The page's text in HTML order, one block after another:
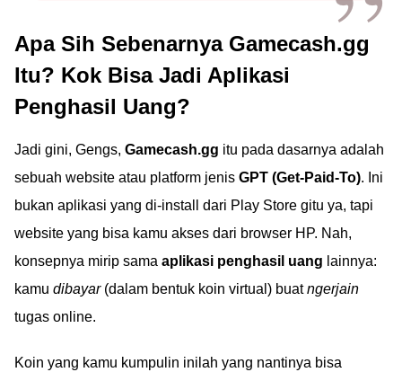
Apa Sih Sebenarnya Gamecash.gg
Itu? Kok Bisa Jadi Aplikasi
Penghasil Uang?
Jadi gini, Gengs, Gamecash.gg itu pada dasarnya adalah
sebuah website atau platform jenis GPT (Get-Paid-To). Ini
bukan aplikasi yang di-install dari Play Store gitu ya, tapi
website yang bisa kamu akses dari browser HP. Nah,
konsepnya mirip sama aplikasi penghasil uang lainnya:
kamu dibayar(dalam bentuk koin virtual) buatngerjain
tugas online.
Koin yang kamu kumpulin inilah yang nantinya bisa